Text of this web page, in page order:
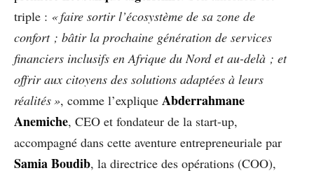
triple : « faire sortir l’écosystème de sa zone de
confort ; bâtir la prochaine génération de services
financiers inclusifs en Afrique du Nord et au-delà ; et
offrir aux citoyens des solutions adaptées à leurs
réalités », comme l’explique Abderrahmane
Anemiche, CEO et fondateur de la start-up,
accompagné dans cette aventure entrepreneuriale par
Samia Boudib, la directrice des opérations (COO),